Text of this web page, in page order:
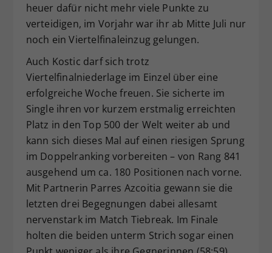
heuer dafür nicht mehr viele Punkte zu
verteidigen, im Vorjahr war ihr ab Mitte Juli nur
noch ein Viertelfinaleinzug gelungen.
Auch Kostic darf sich trotz
Viertelfinalniederlage im Einzel über eine
erfolgreiche Woche freuen. Sie sicherte im
Single ihren vor kurzem erstmalig erreichten
Platz in den Top 500 der Welt weiter ab und
kann sich dieses Mal auf einen riesigen Sprung
im Doppelranking vorbereiten – von Rang 841
ausgehend um ca. 180 Positionen nach vorne.
Mit Partnerin Parres Azcoitia gewann sie die
letzten drei Begegnungen dabei allesamt
nervenstark im Match Tiebreak. Im Finale
holten die beiden unterm Strich sogar einen